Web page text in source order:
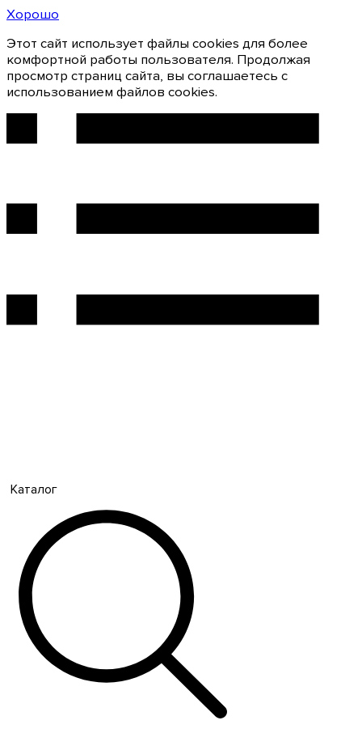
Хорошо
Этот сайт использует файлы cookies для более
комфортной работы пользователя. Продолжая
просмотр страниц сайта, вы соглашаетесь с
использованием файлов cookies.
Каталог